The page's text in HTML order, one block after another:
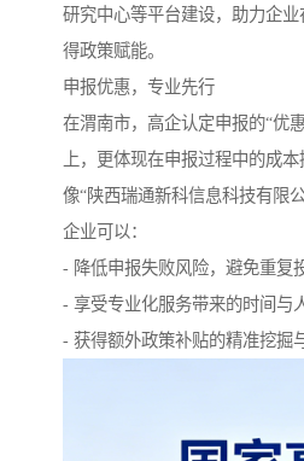
研究中心等平台建设，助力企
得政策赋能。
申报优惠，专业先行
在渭南市，高企认定申报的“优
上，更体现在申报过程中的成
像“陕西瑞通新科信息科技有限
企业可以：
- 降低申报失败风险，避免重复
- 享受专业化服务带来的时间与
- 获得额外政策补贴的精准挖掘